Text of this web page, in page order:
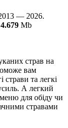
— 2026.
4.679 Mb
страв на
вам
страви та легкі
А легкий
для обіду чи
стравами